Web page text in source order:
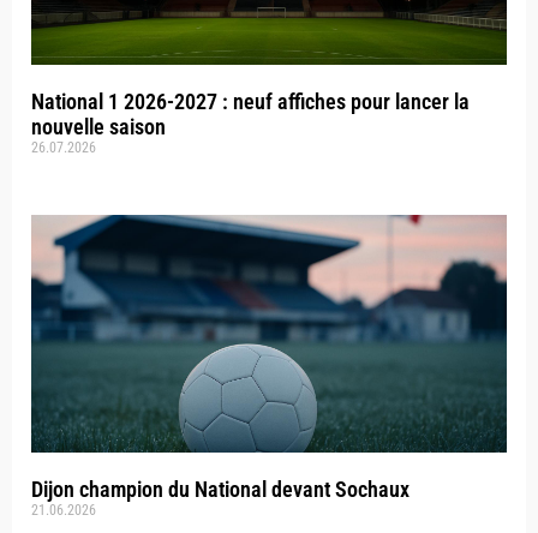
National 1 2026-2027 : neuf affiches pour lancer la
nouvelle saison
26.07.2026
Dijon champion du National devant Sochaux
21.06.2026